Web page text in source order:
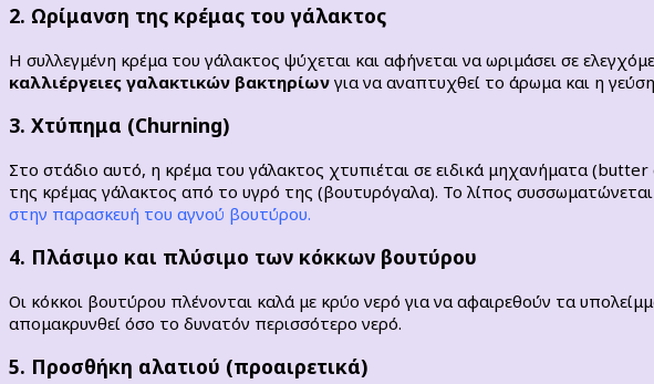
2. Ωρίμανση της κρέμας του γάλακτος
Η συλλεγμένη κρέμα του γάλακτος ψύχεται και αφήνεται να ωριμάσει σε
καλλιέργειες γαλακτικών βακτηρίων για να αναπτυχθεί το άρωμα και η γεύση
3. Χτύπημα (Churning)
Στο στάδιο αυτό, η κρέμα του γάλακτος χτυπιέται σε ειδικά μηχανήματα
της κρέμας γάλακτος από το υγρό της (βουτυρόγαλα). Το λίπος
στην παρασκευή του αγνού βουτύρου.
4. Πλάσιμο και πλύσιμο των κόκκων βουτύρου
Οι κόκκοι βουτύρου πλένονται καλά με κρύο νερό για να αφαιρεθούν τα
απομακρυνθεί όσο το δυνατόν περισσότερο νερό.
5. Προσθήκη αλατιού (προαιρετικά)